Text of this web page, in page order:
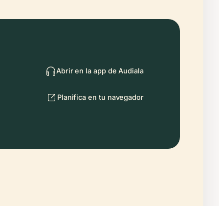
Abrir en la app de Audiala
Planifica en tu navegador